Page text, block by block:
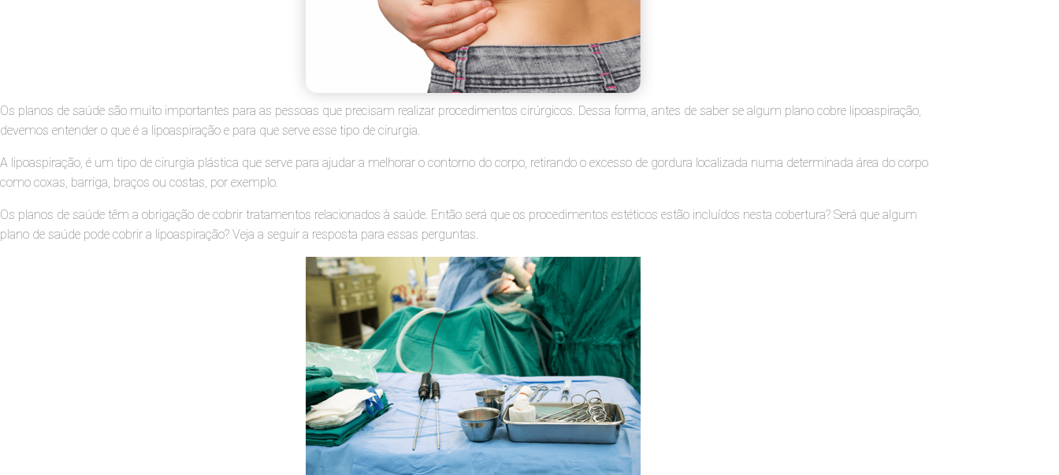
Os planos de saúde são muito importantes para as pessoas que precisam realizar procedimentos cirúrgicos. Dessa forma, antes de saber se algum plano cobre lipoaspiração,
devemos entender o que é a lipoaspiração e para que serve esse tipo de cirurgia.
A lipoaspiração, é um tipo de cirurgia plástica que serve para ajudar a melhorar o contorno do corpo, retirando o excesso de gordura localizada numa determinada área do corpo
como coxas, barriga, braços ou costas, por exemplo.
Os planos de saúde têm a obrigação de cobrir tratamentos relacionados à saúde. Então será que os procedimentos estéticos estão incluídos nesta cobertura? Será que algum
plano de saúde pode cobrir a lipoaspiração? Veja a seguir a resposta para essas perguntas.